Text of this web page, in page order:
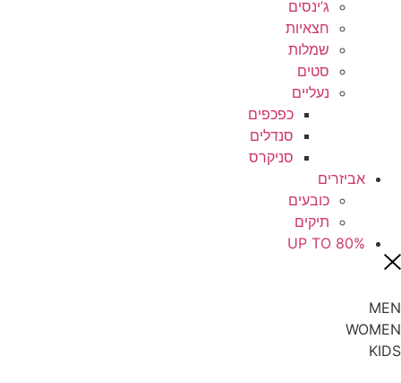
ג’ינסים
חצאיות
שמלות
סטים
נעליים
כפכפים
סנדלים
סניקרס
אביזרים
כובעים
תיקים
UP TO 80%
MEN
WOMEN
KIDS